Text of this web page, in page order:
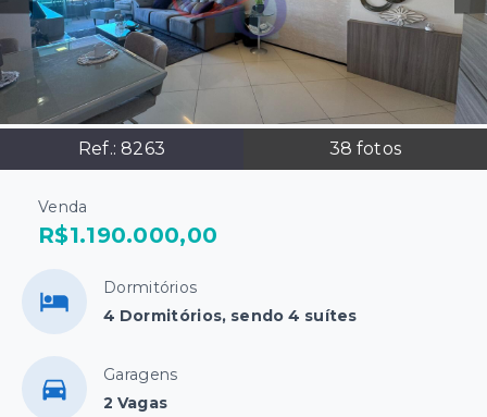
Ref.: 8263 38 fotos
Venda
R$1.190.000,00
Dormitórios
4 Dormitórios, sendo 4 suítes
Garagens
2 Vagas